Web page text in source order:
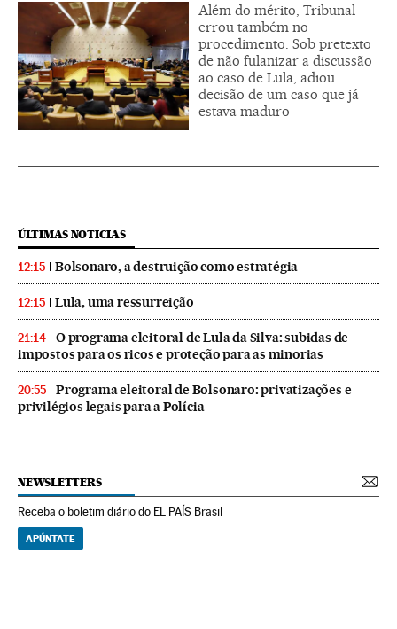
Além do mérito, Tribunal
errou também no
procedimento. Sob pretexto
de não fulanizar a discussão
ao caso de Lula, adiou
decisão de um caso que já
estava maduro
ÚLTIMAS NOTICIAS
12:15 Bolsonaro, a destruição como estratégia
12:15 Lula, uma ressurreição
21:14
O programa eleitoral de Lula da Silva: subidas de
impostos para os ricos e proteção para as minorias
20:55
Programa eleitoral de Bolsonaro: privatizações e
privilégios legais para a Polícia
NEWSLETTERS
Receba o boletim diário do EL PAÍS Brasil
APÚNTATE